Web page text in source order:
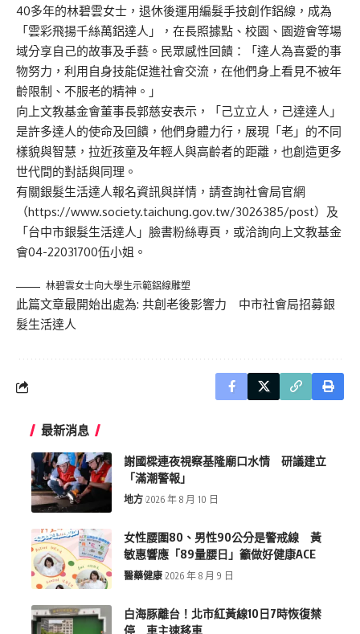
40多年的林碧雲女士，退休後運用編髮手技創作鋁線，成為
「雲彩飛揚千絲萬鋁達人」，在長照據點、校園、園遊會等場
域分享自己的故事及手藝。民眾感性回饋：「達人為喜愛的事
物努力，利用自身技能促進社會交流，在他們身上看見不被年
齡限制、不服老的精神。」
向上文教基金會董事長郭慈安表示，「己立立人，己達達人」
是許多達人的使命及回饋，他們身體力行，展現「老」的不同
樣貌與智慧，拉近孩童及年輕人與高齡者的距離，也創造更多
世代間的對話與同理。
有關銀髮生活達人報名資訊與詳情，請查詢社會局官網
（https://www.society.taichung.gov.tw/3026385/post）及
「台中市銀髮生活達人」臉書粉絲專頁，或洽詢向上文教基金
會04-22031700伍小姐。
林碧雲女士向大學生示範鋁線雕塑
此篇文章最開始出處為: 共創老後影響力 中市社會局招募銀
髮生活達人
最新消息
謝國樑連夜視察基隆廟口水情 研議建立
「滿潮警報」
地方 2026 年 8 月 10 日
女性腰圍80、男性90公分是警戒線 黃
敏惠響應「89量腰日」籲做好健康ACE
醫藥健康 2026 年 8 月 9 日
白海豚離台！北市紅黃線10日7時恢復禁
停 車主速移車